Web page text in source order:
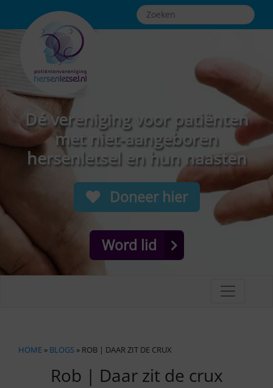
Dé vereniging voor patiënten
met niet-aangeboren
hersenletsel en hun naasten
Doneer hier
Word lid
HOME » BLOGS » ROB | DAAR ZIT DE CRUX
Rob | Daar zit de crux